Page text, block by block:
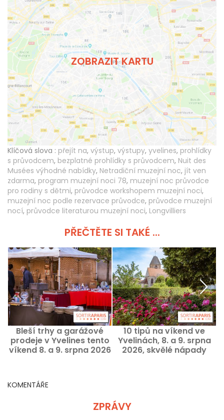
ZOBRAZIT KARTU
Klíčová slova : přejít na, výstup, výstupy, yvelines, prohlídky
s průvodcem, bezplatné prohlídky s průvodcem, Nuit des
Musées výhodné nabídky, Netradiční muzejní noc, jít ven
zdarma, program muzejní noci 78, muzejní noc průvodce
pro rodiny s dětmi, průvodce workshopem muzejní noci,
muzejní noc podle rezervace průvodce, průvodce muzejní
nocí, průvodce literaturou muzejní noci, Longvilliers
PŘEČTĚTE SI TAKÉ ...
Bleší trhy a garážové
prodeje v Yvelines tento
víkend 8. a 9. srpna 2026
10 tipů na víkend ve
Yvelinách, 8. a 9. srpna
2026, skvělé nápady
KOMENTÁŘE
ZPRÁVY